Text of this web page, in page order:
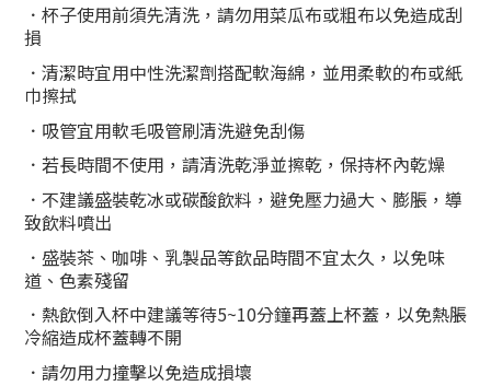
．杯子使用前須先清洗，請勿用菜瓜布或粗布以免造成刮
損
．清潔時宜用中性洗潔劑搭配軟海綿，並用柔軟的布或紙
巾擦拭
． 吸管宜用軟毛吸管刷清洗避免刮傷
． 若長時間不使用，請清洗乾淨並擦乾，保持杯內乾燥
． 不建議盛裝乾冰或碳酸飲料，避免壓力過大、膨脹，導
致飲料噴出
． 盛裝茶、咖啡、乳製品等飲品時間不宜太久，以免味
道、色素殘留
．熱飲倒入杯中建議等待5~10分鐘再蓋上杯蓋，以免熱脹
冷縮造成杯蓋轉不開
． 請勿用力撞擊以免造成損壞